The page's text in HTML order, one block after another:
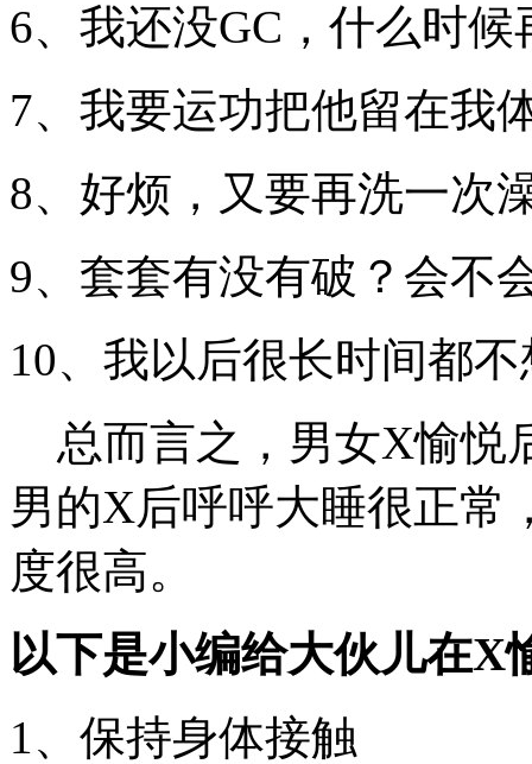
6、我还没GC，什么时候
7、我要运功把他留在我
8、好烦，又要再洗一次
9、套套有没有破？会不
10、我以后很长时间都
总而言之，男女X愉悦
男的X后呼呼大睡很正常
度很高。
以下是小编给大伙儿在X
1、保持身体接触